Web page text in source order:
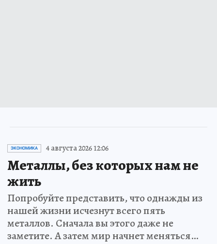
ЭКОНОМИКА 4 августа 2026 12:06
Металлы, без которых нам не
жить
Попробуйте представить, что однажды из
нашей жизни исчезнут всего пять
металлов. Сначала вы этого даже не
заметите. А затем мир начнет меняться…